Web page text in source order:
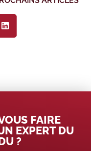
FAIRE
EXPERT DU
?